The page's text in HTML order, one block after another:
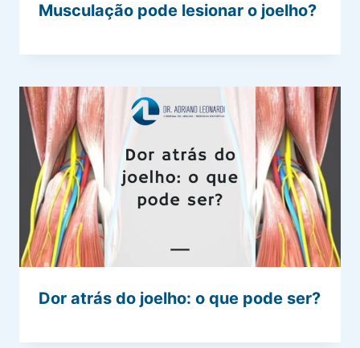
Musculação pode lesionar o joelho?
Dor atrás do joelho: o que pode ser?